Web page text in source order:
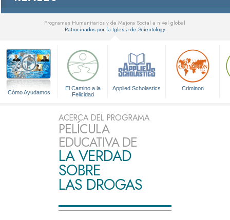
Programas Humanitarios y de Mejora Social a nivel global
Patrocinados por la Iglesia de Scientology
Cómo Ayudamos
El Camino a la
Felicidad
Applied Scholastics Criminon
ACERCA DEL PROGRAMA
PELÍCULA
EDUCATIVA DE
LA VERDAD
SOBRE
LAS DROGAS